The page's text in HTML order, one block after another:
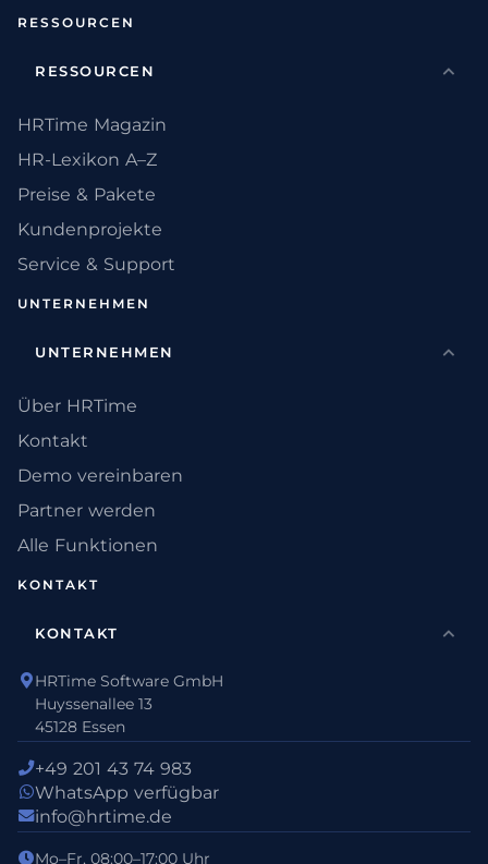
RESSOURCEN
RESSOURCEN
HRTime Magazin
HR-Lexikon A–Z
Preise & Pakete
Kundenprojekte
Service & Support
UNTERNEHMEN
UNTERNEHMEN
Über HRTime
Kontakt
Demo vereinbaren
Partner werden
Alle Funktionen
KONTAKT
KONTAKT
HRTime Software GmbH
Huyssenallee 13
45128 Essen
+49 201 43 74 983
WhatsApp verfügbar
info@hrtime.de
Mo–Fr, 08:00–17:00 Uhr